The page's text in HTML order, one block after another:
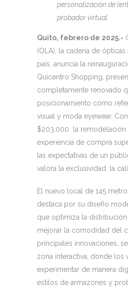
personalización de
probador virtual.
Quito, febrero de 2025.-
(OLA), la cadena de
país, anuncia la
Quicentro Shopping,
completamente renovado
posicionamiento como
visual y moda eyewear.
$203,000 la remodelación
experiencia de compra
las expectativas de un
valora la exclusividad, la
El nuevo local de 145
destaca por su diseño
que optimiza la
mejorar la comodidad del
principales innovaciones,
zona interactiva, donde los
experimentar de manera
estilos de armazones y